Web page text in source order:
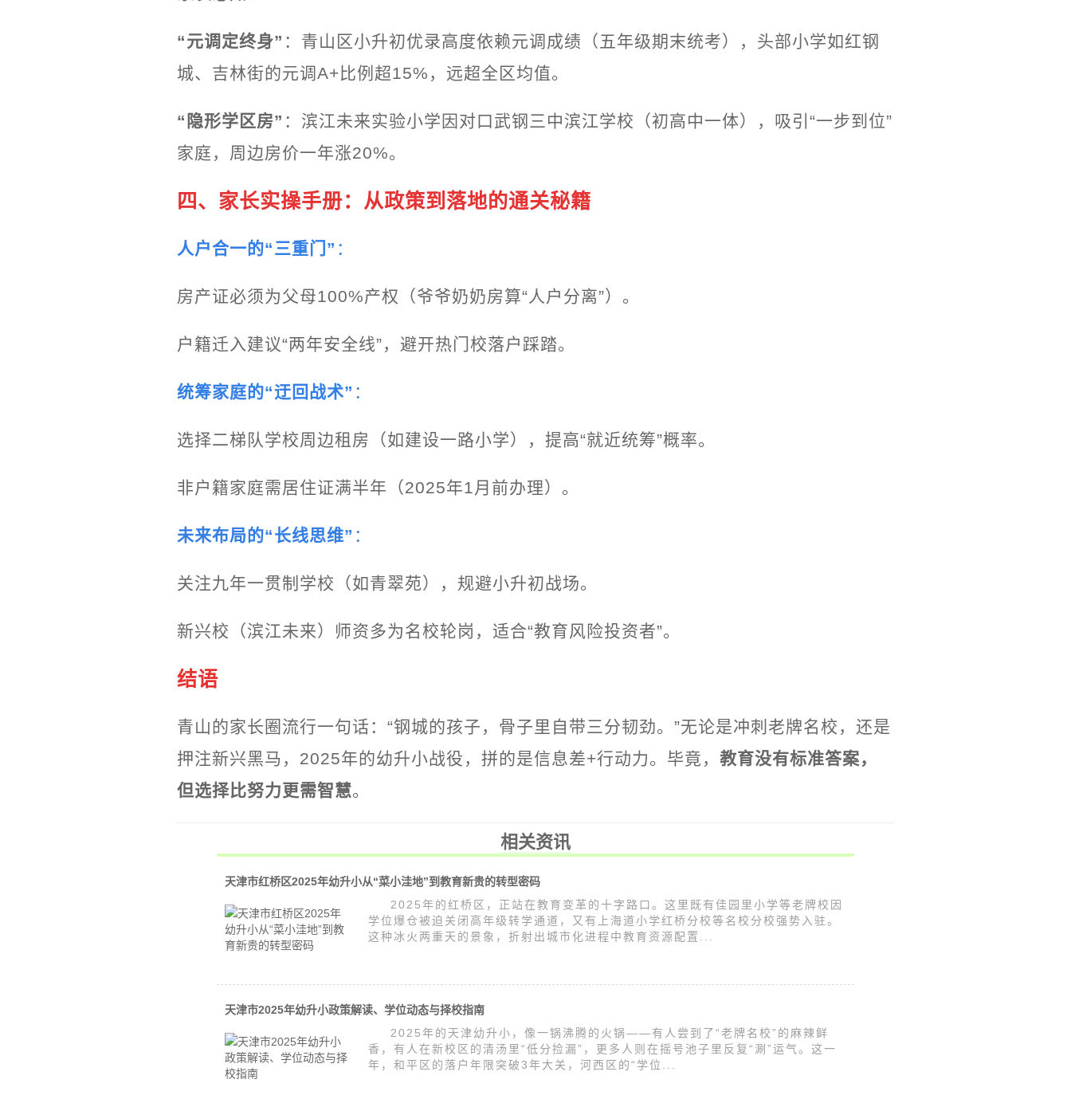
“元调定终身” ：青山区小升初优录高度依赖元调成绩（五年级期末统考），头部小学如红钢
城、吉林街的元调A+比例超15%，远超全区均值。
“隐形学区房” ：滨江未来实验小学因对口武钢三中滨江学校（初高中一体），吸引“一步到位”
家庭，周边房价一年涨20%。
四、家长实操手册：从政策到落地的通关秘籍
人户合一的“三重门” ：
房产证必须为父母100%产权（爷爷奶奶房算“人户分离”）。
户籍迁入建议“两年安全线”，避开热门校落户踩踏。
统筹家庭的“迂回战术” ：
选择二梯队学校周边租房（如建设一路小学），提高“就近统筹”概率。
非户籍家庭需居住证满半年（2025年1月前办理）。
未来布局的“长线思维” ：
关注九年一贯制学校（如青翠苑），规避小升初战场。
新兴校（滨江未来）师资多为名校轮岗，适合“教育风险投资者”。
结语
青山的家长圈流行一句话：“钢城的孩子，骨子里自带三分韧劲。”无论是冲刺老牌名校，还是
押注新兴黑马，2025年的幼升小战役，拼的是信息差+行动力。毕竟， 教育没有标准答案，
但选择比努力更需智慧。
相关资讯
天津市红桥区2025年幼升小从“菜小洼地”到教育新贵的转型密码
2025年的红桥区，正站在教育变革的十字路口。这里既有佳园里小学等老牌校因
学位爆仓被迫关闭高年级转学通道，又有上海道小学红桥分校等名校分校强势入驻。
这种冰火两重天的景象，折射出城市化进程中教育资源配置...
天津市2025年幼升小政策解读、学位动态与择校指南
2025年的天津幼升小，像一锅沸腾的火锅——有人尝到了“老牌名校”的麻辣鲜
香，有人在新校区的清汤里“低分捡漏”，更多人则在摇号池子里反复“涮”运气。这一
年，和平区的落户年限突破3年大关，河西区的“学位...